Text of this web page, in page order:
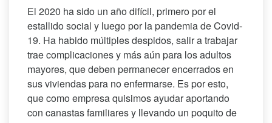
El 2020 ha sido un año difícil, primero por el
estallido social y luego por la pandemia de Covid-
19. Ha habido múltiples despidos, salir a trabajar
trae complicaciones y más aún para los adultos
mayores, que deben permanecer encerrados en
sus viviendas para no enfermarse. Es por esto,
que como empresa quisimos ayudar aportando
con canastas familiares y llevando un poquito de